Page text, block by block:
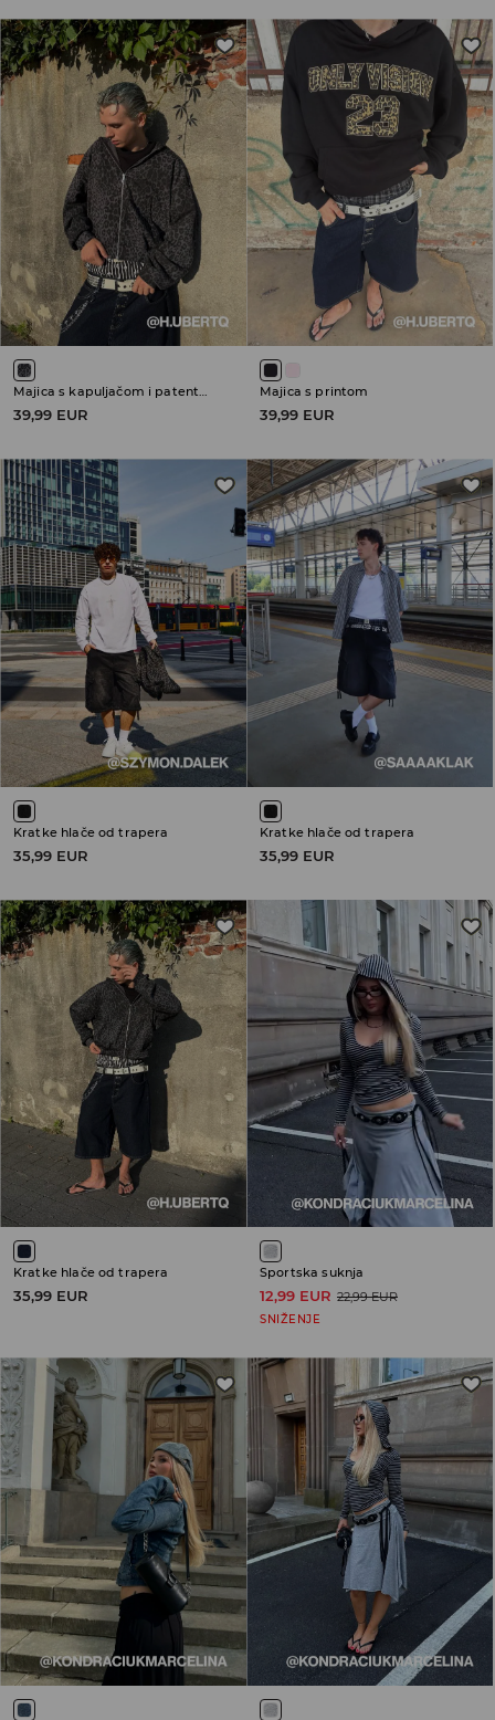
Majica s kapuljačom i patentnim zatvaračem
39,99 EUR
Majica s printom
39,99 EUR
Kratke hlače od trapera
35,99 EUR
Kratke hlače od trapera
35,99 EUR
Kratke hlače od trapera
35,99 EUR
Sportska suknja
12,99 EUR 22,99 EUR
SNIŽENJE